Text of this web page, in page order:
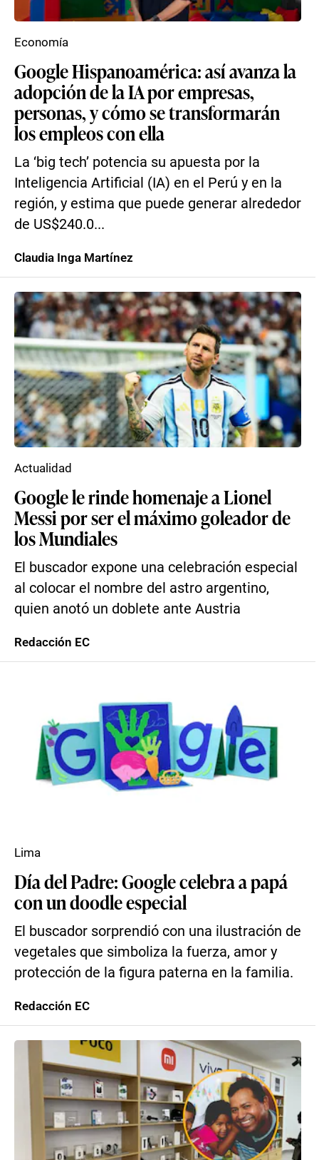
Google Hispanoamérica: así avanza la
adopción de la IA por empresas,
personas, y cómo se transformarán
los empleos con ella
La ‘big tech’ potencia su apuesta por la
Inteligencia Artificial (IA) en el Perú y en la
región, y estima que puede generar alrededor
de US$240.0...
Economía
Claudia Inga Martínez
Google le rinde homenaje a Lionel
Messi por ser el máximo goleador de
los Mundiales
El buscador expone una celebración especial
al colocar el nombre del astro argentino,
quien anotó un doblete ante Austria
Actualidad
Redacción EC
Día del Padre: Google celebra a papá
con un doodle especial
El buscador sorprendió con una ilustración de
vegetales que simboliza la fuerza, amor y
protección de la figura paterna en la familia.
Lima
Redacción EC